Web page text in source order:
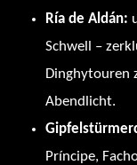
Ría de Aldán:
Schwell –
Dinghytouren
Abendlicht.
Príncipe,